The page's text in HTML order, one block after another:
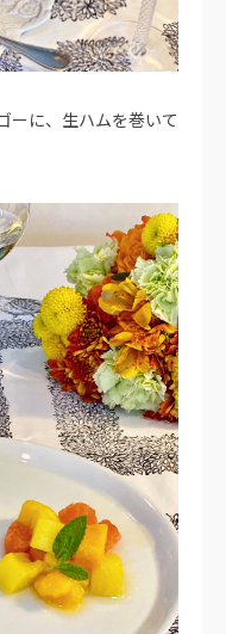
ーに、生ハムを巻いて